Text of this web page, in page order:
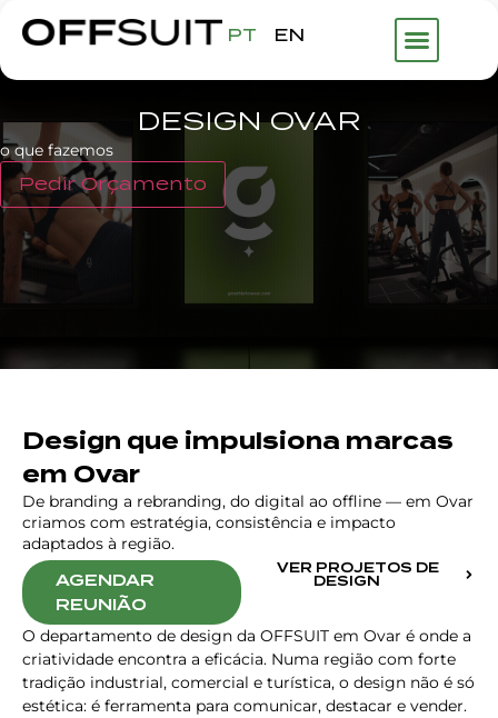
PT EN
DESIGN OVAR
o que fazemos
Pedir Orçamento
Design que impulsiona marcas
em Ovar
De branding a rebranding, do digital ao offline — em Ovar
criamos com estratégia, consistência e impacto
adaptados à região.
AGENDAR
REUNIÃO
VER PROJETOS DE
DESIGN
O departamento de design da OFFSUIT em Ovar é onde a
criatividade encontra a eficácia. Numa região com forte
tradição industrial, comercial e turística, o design não é só
estética: é ferramenta para comunicar, destacar e vender.